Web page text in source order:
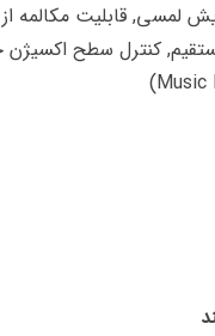
لمسی, قابلیت مکالمه
کنترل سطح اکسیژن